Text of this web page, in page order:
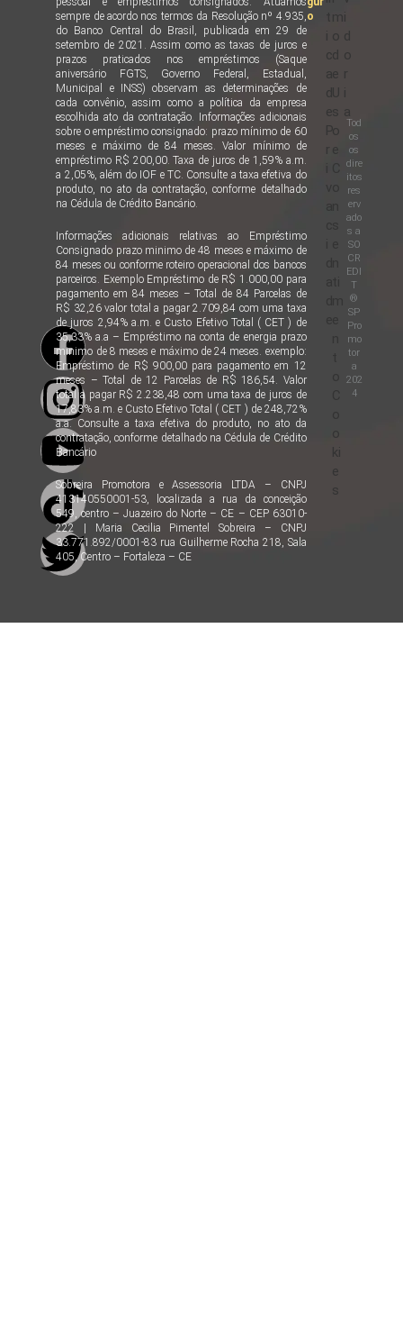
sempre de acordo nos termos da Resolução nº 4.935,
do Banco Central do Brasil, publicada em 29 de
setembro de 2021. Assim como as taxas de juros e
prazos praticados nos empréstimos (Saque
aniversário FGTS, Governo Federal, Estadual,
Municipal e INSS) observam as determinações de
cada convênio, assim como a política da empresa
escolhida ato da contratação. Informações adicionais
sobre o empréstimo consignado: prazo mínimo de 60
meses e máximo de 84 meses. Valor mínimo de
empréstimo R$ 200,00. Taxa de juros de 1,59% a.m.
a 2,05%, além do IOF e TC. Consulte a taxa efetiva do
produto, no ato da contratação, conforme detalhado
na Cédula de Crédito Bancário.
Informações adicionais relativas ao Empréstimo
Consignado prazo minimo de 48 meses e máximo de
84 meses ou conforme roteiro operacional dos bancos
parceiros. Exemplo Empréstimo de R$ 1.000,00 para
pagamento em 84 meses – Total de 84 Parcelas de
R$ 32,26 valor total a pagar 2.709,84 com uma taxa
de juros 2,94% a.m. e Custo Efetivo Total ( CET ) de
35,33% a.a – Empréstimo na conta de energia prazo
minimo de 8 meses e máximo de 24 meses. exemplo:
Empréstimo de R$ 900,00 para pagamento em 12
meses – Total de 12 Parcelas de R$ 186,54. Valor
total a pagar R$ 2.238,48 com uma taxa de juros de
17,83% a.m. e Custo Efetivo Total ( CET ) de 248,72%
a.a. Consulte a taxa efetiva do produto, no ato da
contratação, conforme detalhado na Cédula de Crédito
Bancário
Sobreira Promotora e Assessoria LTDA – CNPJ
413140550001-53, localizada a rua da conceição
549, centro – Juazeiro do Norte – CE – CEP 63010-
222 | Maria Cecilia Pimentel Sobreira – CNPJ
33.771.892/0001-83 rua Guilherme Rocha 218, Sala
405, Centro – Fortaleza – CE
o
i
c
a
d
e
P
r
m
o
d
e
U
s
o
e
o
ki
e
s
i
d
o
r
i
a
Tod
os
os
dire
itos
res
erv
ado
s a
SO
CR
EDI
T
®
SP
Pro
mo
tor
a
202
4